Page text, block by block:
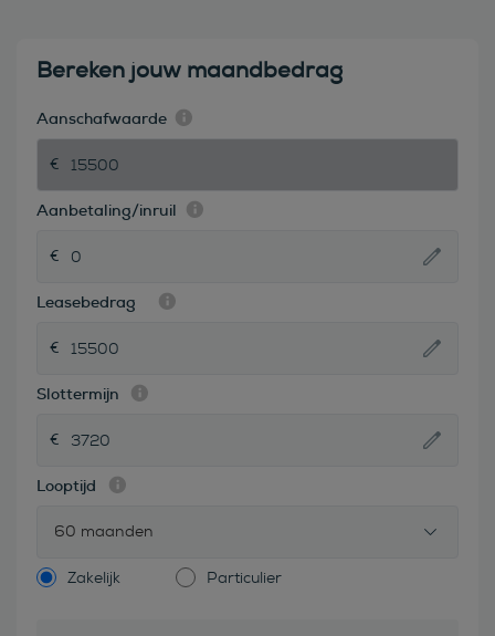
Bereken jouw maandbedrag
Aanschafwaarde
Aanbetaling/inruil
Leasebedrag
Slottermijn
Looptijd
60 maanden
Zakelijk Particulier